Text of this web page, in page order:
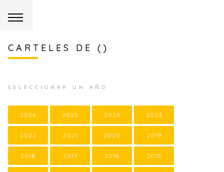
CARTELES DE ()
SELECCIONAR UN AÑO
2026 2025 2024 2023
2022 2021 2020 2019
2018 2017 2016 2015